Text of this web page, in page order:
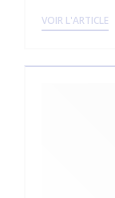
VOIR L'ARTICLE